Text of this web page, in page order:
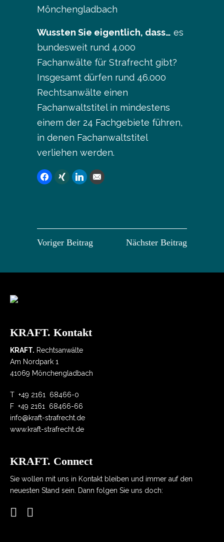
Mönchengladbach
Wussten Sie eigentlich, dass… es
bundesweit rund 4.000
Fachanwälte für Strafrecht gibt?
Insgesamt dürfen rund 46.000
Rechtsanwälte einen
Fachanwaltstitel in mindestens
einem der 24 Fachgebiete führen,
in denen Fachanwaltstitel
verliehen werden.
Voriger Beitrag Nächster Beitrag
KRAFT. Kontakt
KRAFT. Rechtsanwälte
Am Nordpark 1
41069 Mönchengladbach
T +49 2161 68466-0
F +49 2161 68466-66
info@kraft-strafrecht.de
www.kraft-strafrecht.de
KRAFT. Connect
Sie wollen mit uns in Kontakt bleiben und immer auf den
neuesten Stand sein. Dann folgen Sie uns doch: